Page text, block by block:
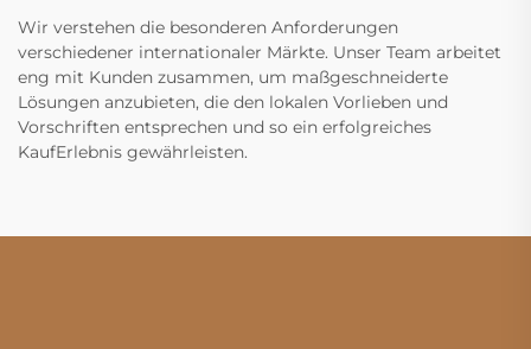
Wir verstehen die besonderen Anforderungen
verschiedener internationaler Märkte. Unser Team arbeitet
eng mit Kunden zusammen, um maßgeschneiderte
Lösungen anzubieten, die den lokalen Vorlieben und
Vorschriften entsprechen und so ein erfolgreiches
KaufErlebnis gewährleisten.